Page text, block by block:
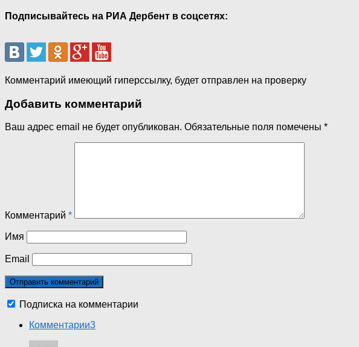
Подписывайтесь на РИА Дербент в соцсетях:
Комментарий имеющий гиперссылку, будет отправлен на проверку
Добавить комментарий
Ваш адрес email не будет опубликован. Обязательные поля помечены *
Комментарий *
Имя
Email
Подписка на комментарии
Комментарии3